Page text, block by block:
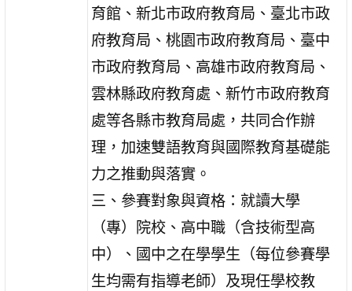
育館、新北市政府教育局、臺北市政
府教育局、桃園市政府教育局、臺中
市政府教育局、高雄市政府教育局、
雲林縣政府教育處、新竹市政府教育
處等各縣市教育局處，共同合作辦
理，加速雙語教育與國際教育基礎能
力之推動與落實。
三、參賽對象與資格：就讀大學
（專）院校、高中職（含技術型高
中）、國中之在學學生（每位參賽學
生均需有指導老師）及現任學校教